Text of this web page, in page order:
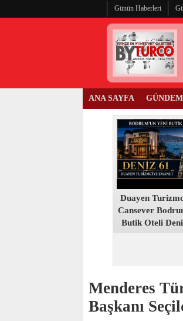
Günün Haberleri
ANA SAYFA GÜNDEM
Duayen
Cansever
Butik Oteli
Menderes
Başkanı